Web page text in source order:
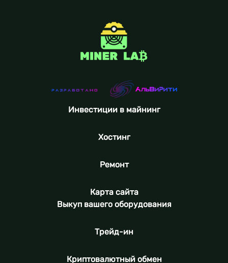
Инвестиции в майнинг
Хостинг
Ремонт
Карта сайта
Выкуп вашего оборудования
Трейд-ин
Криптовалютный обмен